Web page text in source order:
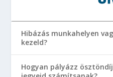
Hibázás munkahelyen
kezeld?
Hogyan pályázz